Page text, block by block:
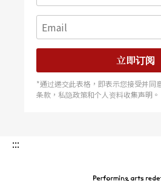
另外两支舞作则属于动作性的
Dancing to Music是美国编舞
八八年於伦敦首演的作品。舞
紧握、垂放于身前，横排在舞
过长时间的动作重复之后，才
立即订阅
*通过递交此表格，即表示您接受并同
条款，私隐政策和个人资料收集声明。
:::